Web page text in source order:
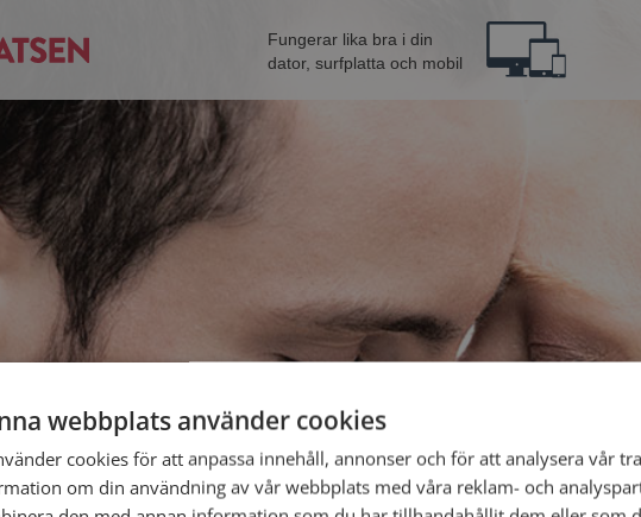
Fungerar lika bra i din
dator, surfplatta och mobil
Bli
webbplats använder cookies
cookies för att anpassa innehåll, annonser och för att analysera vår
om din användning av vår webbplats med våra reklam- och